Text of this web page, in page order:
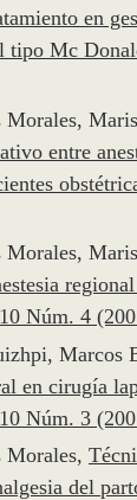
en
tipo Mc
Morales,
entre
Morales,
Núm. 4
Marcos
en cirugía
Núm. 3
Morales,
del